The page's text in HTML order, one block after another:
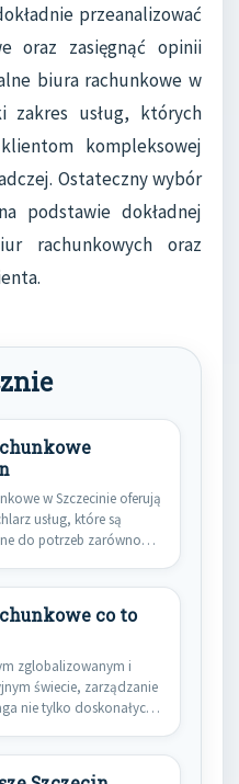
przeanalizować
oraz zasięgnąć opinii
biura rachunkowe w
zakres usług, których
kompleksowej
Ostateczny wybór
podstawie dokładnej
rachunkowych oraz
w Szczecinie oferują
usług, które są
do potrzeb zarówno
co to
zglobalizowanym i
świecie, zarządzanie
nie tylko doskonałych